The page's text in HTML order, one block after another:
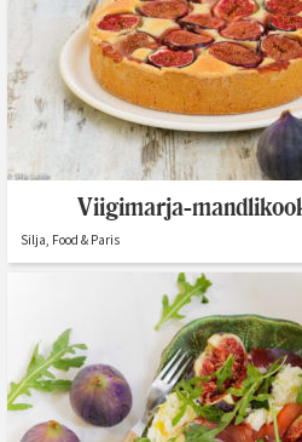
Viigimarja-
Silja, Food & Paris